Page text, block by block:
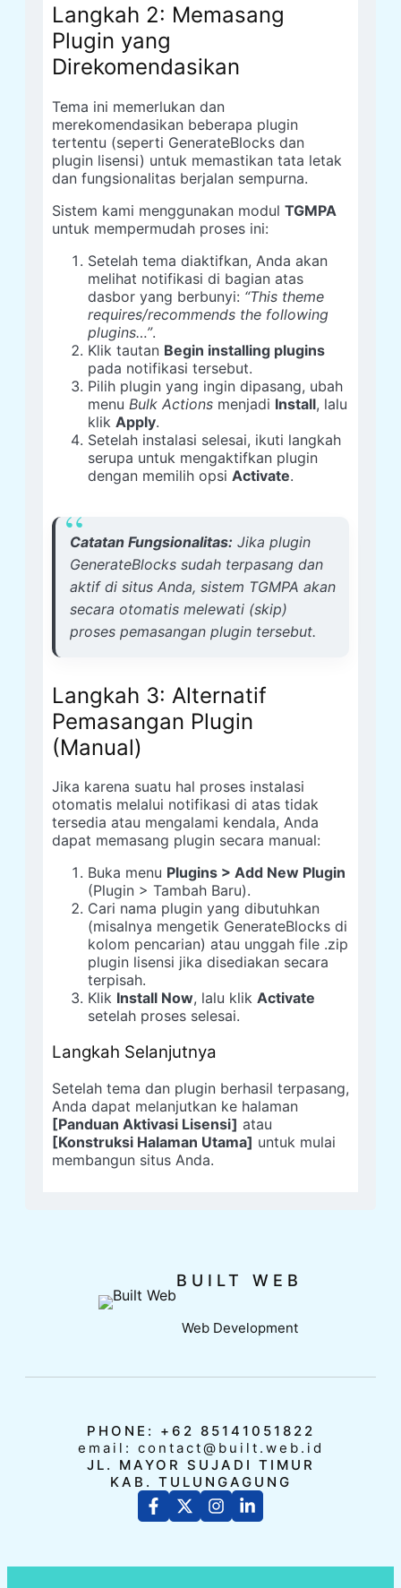
Langkah 2: Memasang
Plugin yang
Direkomendasikan
Tema ini memerlukan dan
merekomendasikan beberapa plugin
tertentu (seperti GenerateBlocks dan
plugin lisensi) untuk memastikan tata letak
dan fungsionalitas berjalan sempurna.
Sistem kami menggunakan modul TGMPA
untuk mempermudah proses ini:
Setelah tema diaktifkan, Anda akan
melihat notifikasi di bagian atas
dasbor yang berbunyi: “This theme
requires/recommends the following
plugins…”.
Klik tautan Begin installing plugins
pada notifikasi tersebut.
Pilih plugin yang ingin dipasang, ubah
menu Bulk Actions menjadi Install, lalu
klik Apply.
Setelah instalasi selesai, ikuti langkah
serupa untuk mengaktifkan plugin
dengan memilih opsi Activate.
Catatan Fungsionalitas: Jika plugin
GenerateBlocks sudah terpasang dan
aktif di situs Anda, sistem TGMPA akan
secara otomatis melewati (skip)
proses pemasangan plugin tersebut.
Langkah 3: Alternatif
Pemasangan Plugin
(Manual)
Jika karena suatu hal proses instalasi
otomatis melalui notifikasi di atas tidak
tersedia atau mengalami kendala, Anda
dapat memasang plugin secara manual:
Buka menu Plugins > Add New Plugin
(Plugin > Tambah Baru).
Cari nama plugin yang dibutuhkan
(misalnya mengetik GenerateBlocks di
kolom pencarian) atau unggah file .zip
plugin lisensi jika disediakan secara
terpisah.
Klik Install Now, lalu klik Activate
setelah proses selesai.
Langkah Selanjutnya
Setelah tema dan plugin berhasil terpasang,
Anda dapat melanjutkan ke halaman
[Panduan Aktivasi Lisensi] atau
[Konstruksi Halaman Utama] untuk mulai
membangun situs Anda.
BUILT WEB
Web Development
PHONE: +62 85141051822
email: contact@built.web.id
JL. MAYOR SUJADI TIMUR
KAB. TULUNGAGUNG